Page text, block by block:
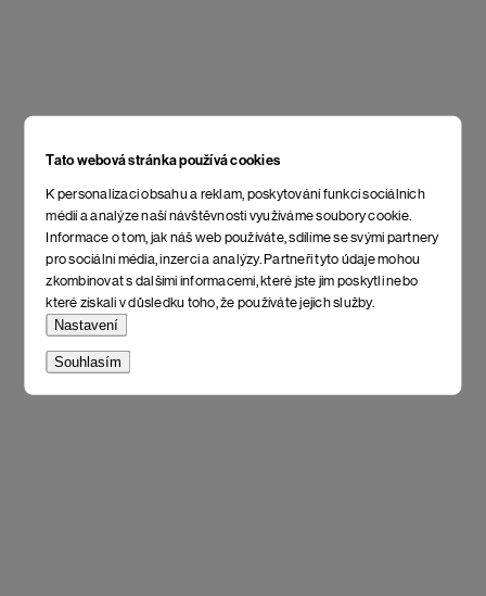
Tato webová stránka používá cookies
K personalizaci obsahu a reklam, poskytování funkcí sociálních
médií a analýze naší návštěvnosti využíváme soubory cookie.
Informace o tom, jak náš web používáte, sdílíme se svými partnery
pro sociální média, inzerci a analýzy. Partneři tyto údaje mohou
zkombinovat s dalšími informacemi, které jste jim poskytli nebo
které získali v důsledku toho, že používáte jejich služby.
Nastavení
Souhlasím